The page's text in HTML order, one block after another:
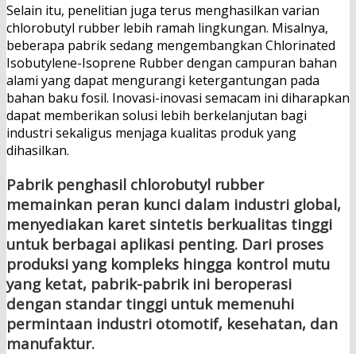
Selain itu, penelitian juga terus menghasilkan varian
chlorobutyl rubber lebih ramah lingkungan. Misalnya,
beberapa pabrik sedang mengembangkan Chlorinated
Isobutylene-Isoprene Rubber dengan campuran bahan
alami yang dapat mengurangi ketergantungan pada
bahan baku fosil. Inovasi-inovasi semacam ini diharapkan
dapat memberikan solusi lebih berkelanjutan bagi
industri sekaligus menjaga kualitas produk yang
dihasilkan.
Pabrik penghasil chlorobutyl rubber
memainkan peran kunci dalam industri global,
menyediakan karet sintetis berkualitas tinggi
untuk berbagai aplikasi penting. Dari proses
produksi yang kompleks hingga kontrol mutu
yang ketat, pabrik-pabrik ini beroperasi
dengan standar tinggi untuk memenuhi
permintaan industri otomotif, kesehatan, dan
manufaktur.